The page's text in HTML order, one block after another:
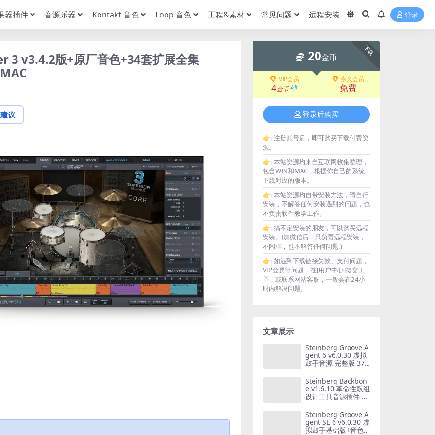
器插件 音源乐器 Kontakt 音色 Loop 音色 工程&素材 常见问题 远程安装 登录
v3.4.2版+原厂音色+34套扩展全集
议
下载
20金币
VIP会员
4金币 2折
永久会员
免费
登录后购买
👉: 注册账号后，即可购买下载付费资
源。
👉: 本站资源均来自互联网收集整理，
包含WIN和MAC，根据你自己的系统
下载对应的版本。
👉: 本站资源均自带安装方法，请自行
安装，不解答任何安装遇到的问题，也
不负责软件教学工作。
👉: 搞不定安装的朋友，可以购买远程
安装。(加微信后，只负责远程安装，
不闲聊，也不解答任何问题.)
👉: 如遇到下载链接失效、支付问题，
VIP会员等问题，在[用户中心]提交工
单，或联系网站客服，一般会在24小
时内解决问题。
文章展示
Steinberg Groove A
gent 6 v6.0.30 虚拟
鼓手音源 完整版 37G
Steinberg Backbon
e v1.6.10 革命性鼓组
设计工具音源插件 W
Steinberg Groove A
gent SE 6 v6.0.30 虚
拟鼓手基础版+音色